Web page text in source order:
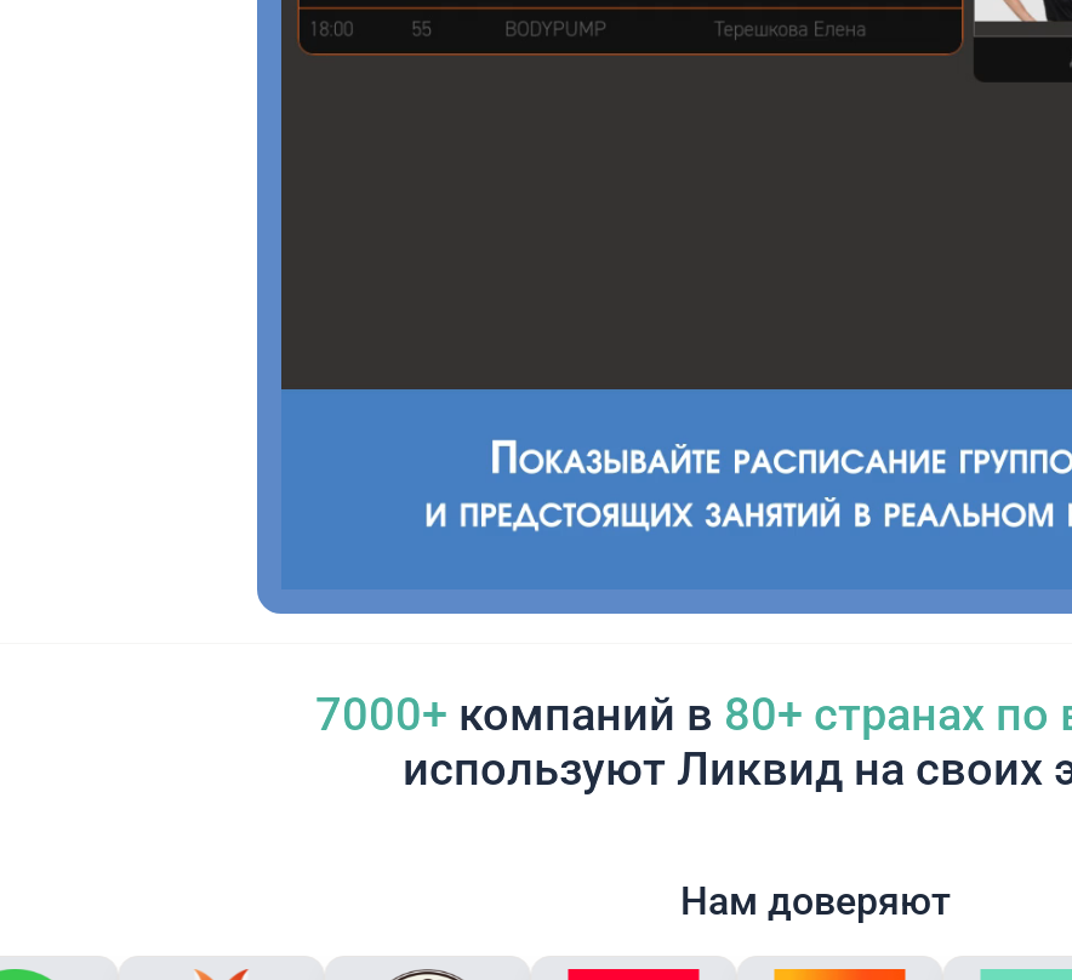
7000+ компаний в 80+ cтранах
используют Ликвид на своих
Нам доверяют